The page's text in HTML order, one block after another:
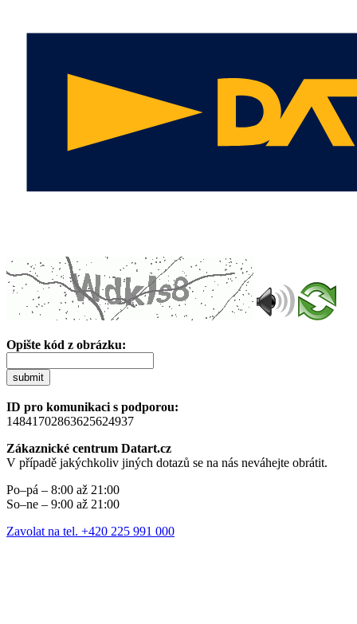
Opište kód z obrázku:
submit
ID pro komunikaci s podporou:
14841702863625624937
Zákaznické centrum Datart.cz
V případě jakýchkoliv jiných dotazů se na nás neváhejte obrátit.
Po–pá – 8:00 až 21:00
So–ne – 9:00 až 21:00
Zavolat na tel. +420 225 991 000